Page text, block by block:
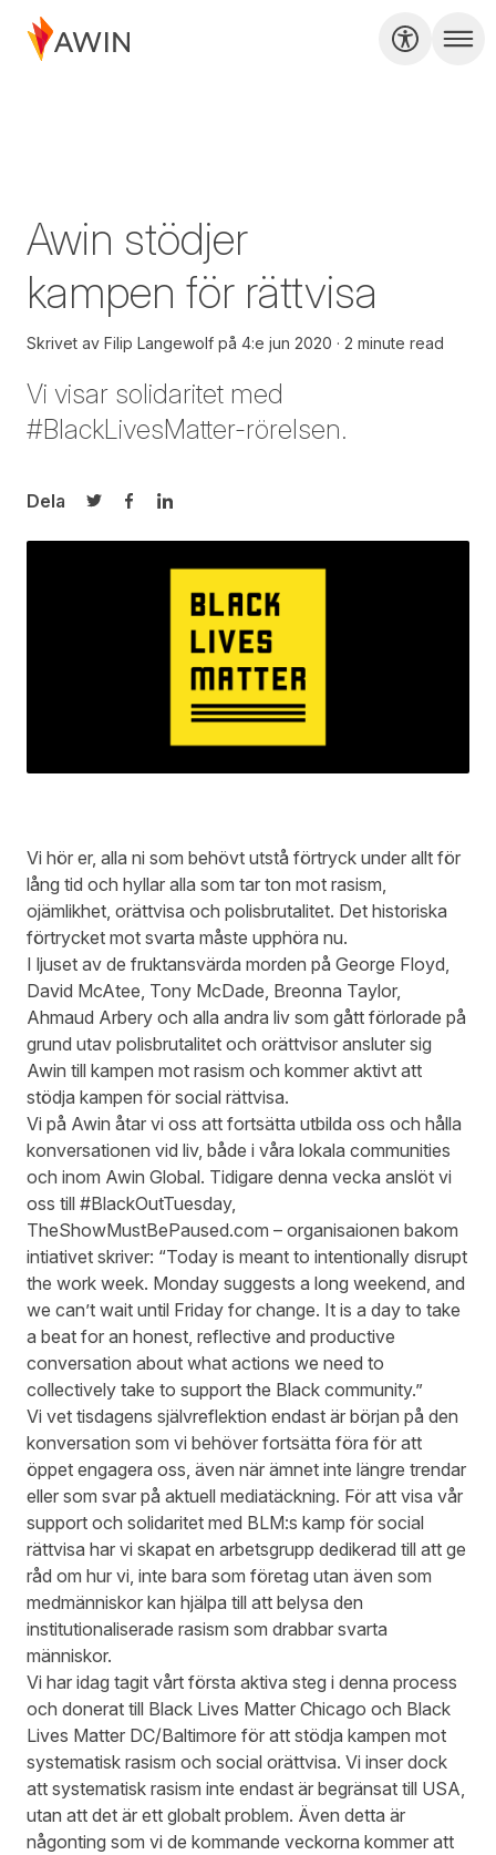
Awin stödjer
kampen för rättvisa
Skrivet av Filip Langewolf på 4:e jun 2020 2 minute read
Vi visar solidaritet med
#BlackLivesMatter-rörelsen.
Dela
Dela på Twitter
Dela på Facebook
Dela på LinkedIn
Vi hör er, alla ni som behövt utstå förtryck under allt för
lång tid och hyllar alla som tar ton mot rasism,
ojämlikhet, orättvisa och polisbrutalitet. Det historiska
förtrycket mot svarta måste upphöra nu.
I ljuset av de fruktansvärda morden på George Floyd,
David McAtee, Tony McDade, Breonna Taylor,
Ahmaud Arbery och alla andra liv som gått förlorade på
grund utav polisbrutalitet och orättvisor ansluter sig
Awin till kampen mot rasism och kommer aktivt att
stödja kampen för social rättvisa.
Vi på Awin åtar vi oss att fortsätta utbilda oss och hålla
konversationen vid liv, både i våra lokala communities
och inom Awin Global. Tidigare denna vecka anslöt vi
oss till #BlackOutTuesday,
TheShowMustBePaused.com – organisaionen bakom
intiativet skriver: “Today is meant to intentionally disrupt
the work week. Monday suggests a long weekend, and
we can’t wait until Friday for change. It is a day to take
a beat for an honest, reflective and productive
conversation about what actions we need to
collectively take to support the Black community.”
Vi vet tisdagens självreflektion endast är början på den
konversation som vi behöver fortsätta föra för att
öppet engagera oss, även när ämnet inte längre trendar
eller som svar på aktuell mediatäckning. För att visa vår
support och solidaritet med BLM:s kamp för social
rättvisa har vi skapat en arbetsgrupp dedikerad till att ge
råd om hur vi, inte bara som företag utan även som
medmänniskor kan hjälpa till att belysa den
institutionaliserade rasism som drabbar svarta
människor.
Vi har idag tagit vårt första aktiva steg i denna process
och donerat till Black Lives Matter Chicago och Black
Lives Matter DC/Baltimore för att stödja kampen mot
systematisk rasism och social orättvisa. Vi inser dock
att systematisk rasism inte endast är begränsat till USA,
utan att det är ett globalt problem. Även detta är
någonting som vi de kommande veckorna kommer att